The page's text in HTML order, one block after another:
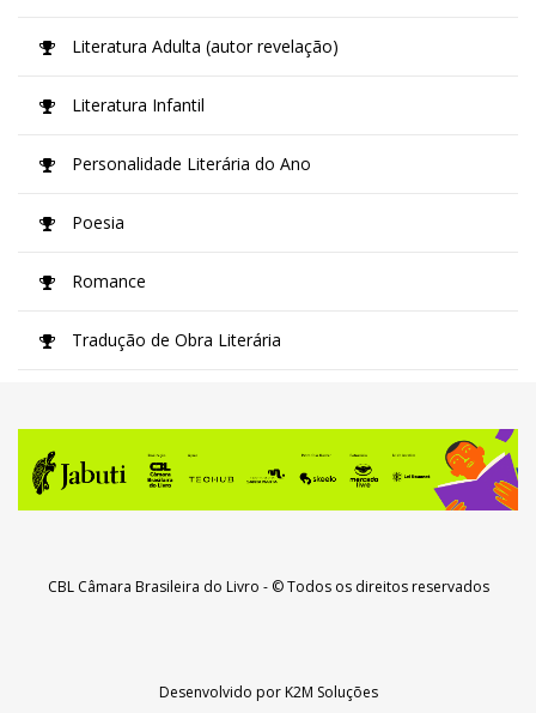
Literatura Adulta (autor revelação)
Literatura Infantil
Personalidade Literária do Ano
Poesia
Romance
Tradução de Obra Literária
CBL Câmara Brasileira do Livro - © Todos os direitos reservados
Desenvolvido porK2M Soluções